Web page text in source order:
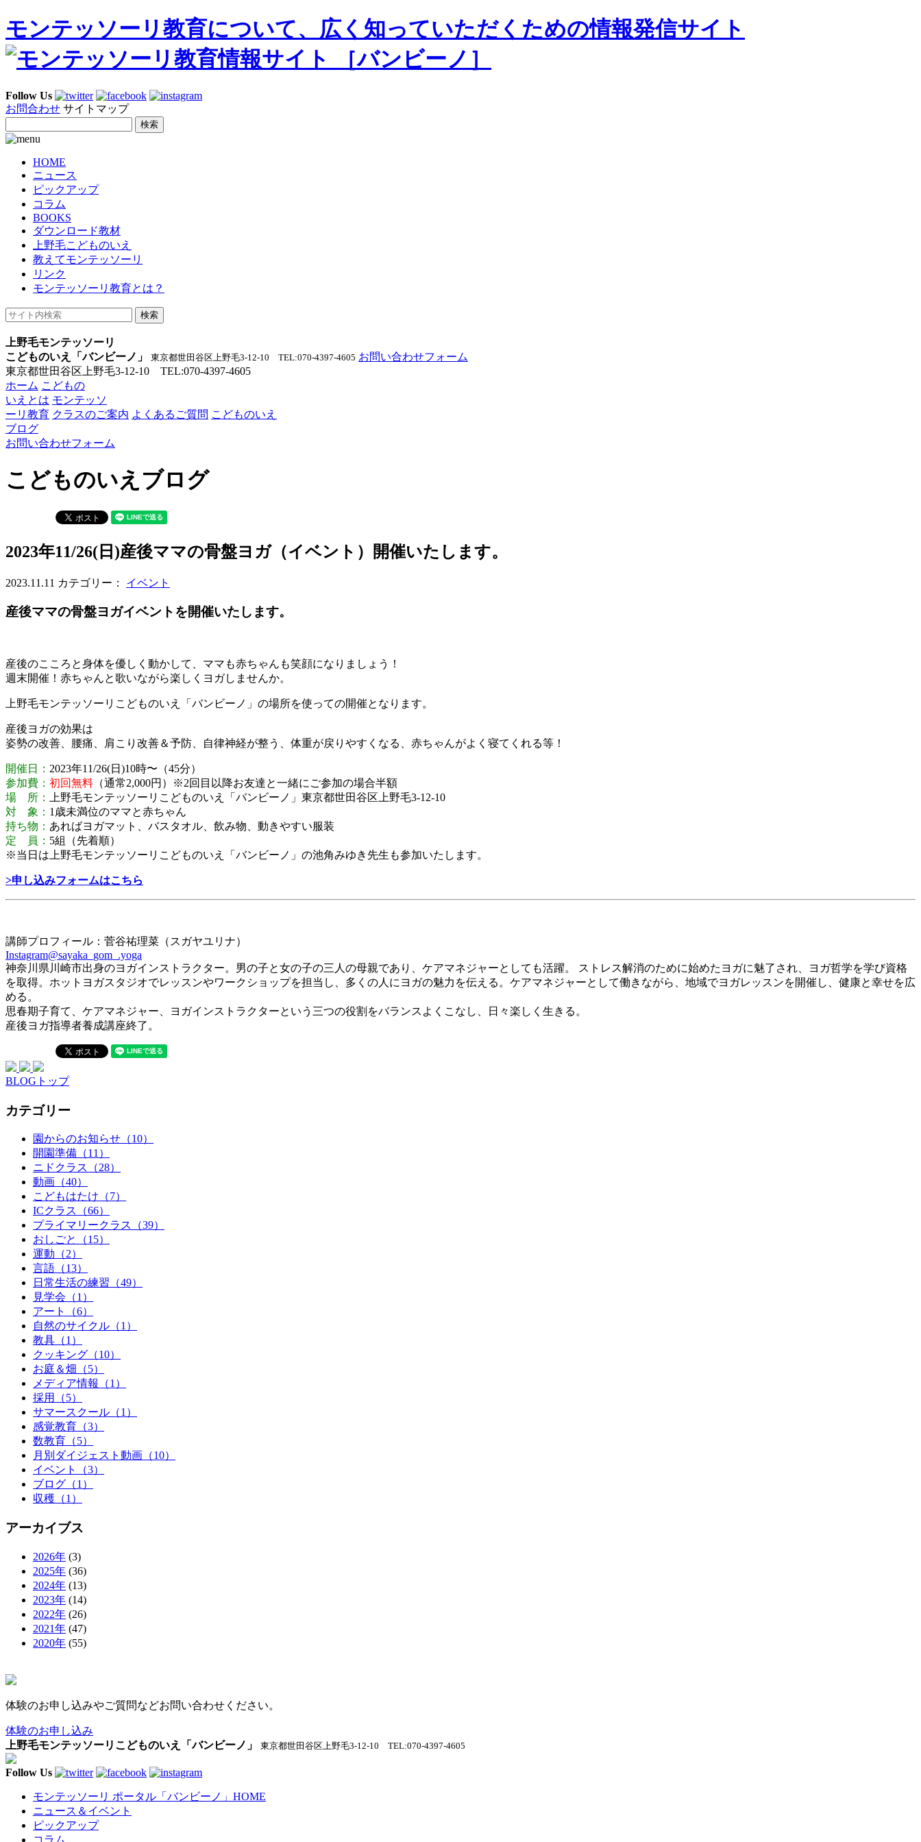
モンテッソーリ教育について、広く知っていただくための情報発信サイト
Follow Us
お問合わせ サイトマップ
HOME
ニュース
ピックアップ
コラム
BOOKS
ダウンロード教材
上野毛こどものいえ
教えてモンテッソーリ
リンク
モンテッソーリ教育とは？
上野毛モンテッソーリ
こどものいえ「バンビーノ」
東京都世田谷区上野毛3-12-10 TEL:070-4397-4605 お問い合わせフォーム
東京都世田谷区上野毛3-12-10 TEL:070-4397-4605
ホーム こどもの
いえとは モンテッソ
ーリ教育 クラスのご案内 よくあるご質問 こどものいえ
ブログ
お問い合わせフォーム
こどものいえブログ
2023年11/26(日)産後ママの骨盤ヨガ（イベント）開催いたします。
2023.11.11 カテゴリー： イベント
産後ママの骨盤ヨガイベントを開催いたします。
産後のこころと身体を優しく動かして、ママも赤ちゃんも笑顔になりましょう！
週末開催！赤ちゃんと歌いながら楽しくヨガしませんか。
上野毛モンテッソーリこどものいえ「バンビーノ」の場所を使っての開催となります。
産後ヨガの効果は
姿勢の改善、腰痛、肩こり改善＆予防、自律神経が整う、体重が戻りやすくなる、赤ちゃんがよく寝てくれる等！
開催日： 2023年11/26(日)10時〜（45分）
参加費： 初回無料 （通常2,000円）※2回目以降お友達と一緒にご参加の場合半額
場 所：
上野毛モンテッソーリこどものいえ「バンビーノ」東京都世田谷区上野毛3-12-10
対 象： 1歳未満位のママと赤ちゃん
持ち物： あればヨガマット、バスタオル、飲み物、動きやすい服装
定 員： 5組（先着順）
※当日は上野毛モンテッソーリこどものいえ「バンビーノ」の池角みゆき先生も参加いたします。
>申し込みフォームはこちら
講師プロフィール：菅谷祐理菜（スガヤユリナ）
Instagram@sayaka_gom_.yoga
神奈川県川崎市出身のヨガインストラクター。男の子と女の子の三人の母親であり、ケアマネジャーとしても活躍。 ストレス解消のために始めたヨガに魅了され、ヨガ哲学を学び資格
を取得。ホットヨガスタジオでレッスンやワークショップを担当し、多くの人にヨガの魅力を伝える。ケアマネジャーとして働きながら、地域でヨガレッスンを開催し、健康と幸せを広
める。
思春期子育て、ケアマネジャー、ヨガインストラクターという三つの役割をバランスよくこなし、日々楽しく生きる。
産後ヨガ指導者養成講座終了。
BLOGトップ
カテゴリー
園からのお知らせ（10）
開園準備（11）
ニドクラス（28）
動画（40）
こどもはたけ（7）
ICクラス（66）
プライマリークラス（39）
おしごと（15）
運動（2）
言語（13）
日常生活の練習（49）
見学会（1）
アート（6）
自然のサイクル（1）
教具（1）
クッキング（10）
お庭＆畑（5）
メディア情報（1）
採用（5）
サマースクール（1）
感覚教育（3）
数教育（5）
月別ダイジェスト動画（10）
イベント（3）
ブログ（1）
収穫（1）
アーカイブス
2026年 (3)
2025年 (36)
2024年 (13)
2023年 (14)
2022年 (26)
2021年 (47)
2020年 (55)
体験のお申し込みやご質問などお問い合わせください。
体験のお申し込み
上野毛モンテッソーリこどものいえ「バンビーノ」
東京都世田谷区上野毛3-12-10 TEL:070-4397-4605
Follow Us
モンテッソーリ ポータル「バンビーノ」 HOME
ニュース＆イベント
ピックアップ
コラム